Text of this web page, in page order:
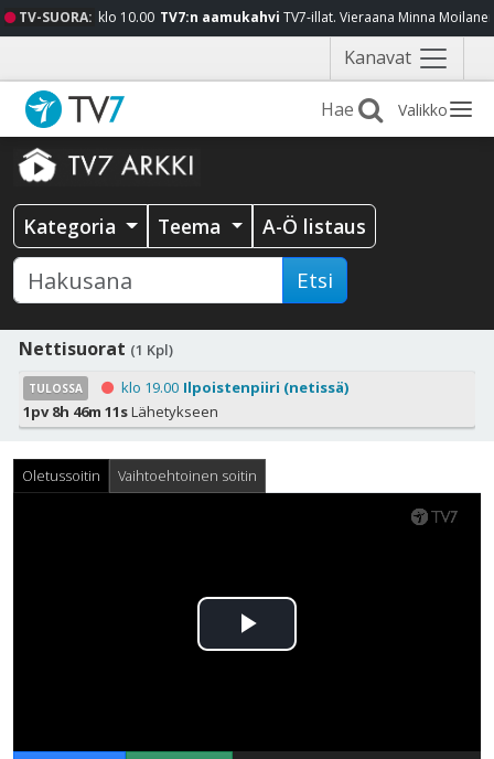
TV-SUORA: klo 10.00 TV7:n aamukahvi TV7-illat. Vieraana Minna
Kanavat Näytä
valikko
Valikko
Kategoria Teema A-Ö listaus
Etsi
Nettisuorat (1 Kpl)
TULOSSA klo 19.00 Ilpoistenpiiri (netissä)
1pv 8h 46m 10sLähetykseen
Oletussoitin Vaihtoehtoinen soitin
Toista